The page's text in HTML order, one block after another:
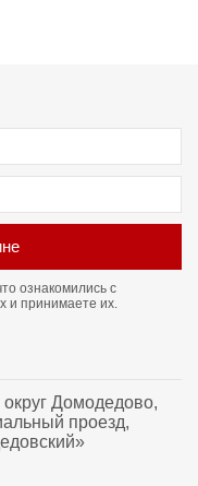
ознакомились с
и принимаете их.
округ Домодедово,
проезд,